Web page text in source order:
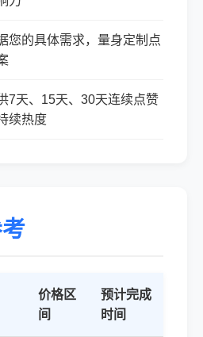
您的具体需求，量身定制点
7天、15天、30天连续点赞
续热度
价格区
间
预计完成
时间